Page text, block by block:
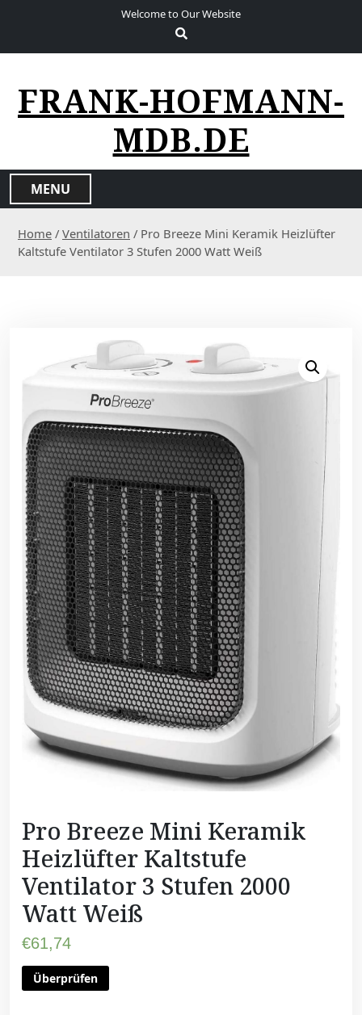
Welcome to Our Website
FRANK-HOFMANN-
MDB.DE
MENU
Home / Ventilatoren / Pro Breeze Mini Keramik Heizlüfter
Kaltstufe Ventilator 3 Stufen 2000 Watt Weiß
Pro Breeze Mini Keramik
Heizlüfter Kaltstufe
Ventilator 3 Stufen 2000
Watt Weiß
€61,74
Überprüfen